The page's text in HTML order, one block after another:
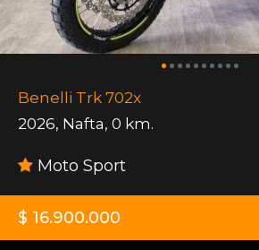
Benelli Trk 702x
2026, Nafta, 0 km.
Moto Sport
$ 16.900.000